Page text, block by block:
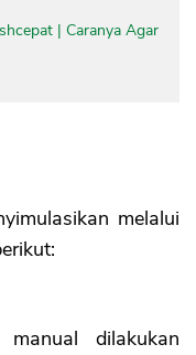
| Caranya Agar
melalui
dilakukan